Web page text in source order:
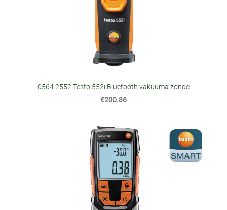
0564 2552 Testo 552i Bluetooth vakuuma zonde
€200.86